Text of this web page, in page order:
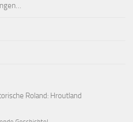
Roland: Hroutland